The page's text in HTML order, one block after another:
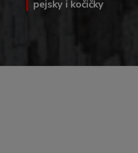
pejsky i kočičky